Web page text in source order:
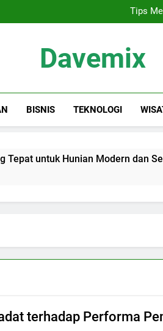
Tips
Tips
Davemix
BISNIS TEKNOLOGI
untuk Hunian Modern dan Sehat
terhadap Performa